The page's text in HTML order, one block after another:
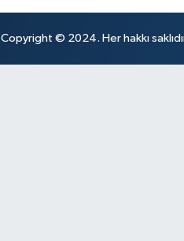
Copyright © 2024. Her hakkı